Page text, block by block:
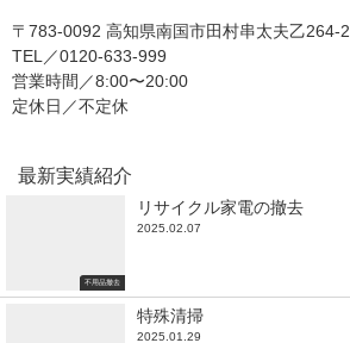
〒783-0092 高知県南国市田村串太夫乙264-2
TEL／0120-633-999
営業時間／8:00〜20:00
定休日／不定休
最新実績紹介
不用品撤去
リサイクル家電の撤去
2025.02.07
特殊清掃
2025.01.29